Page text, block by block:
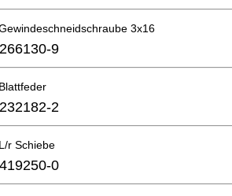
3x16
266130-9
Blattfeder
232182-2
L/r Schiebe
419250-0